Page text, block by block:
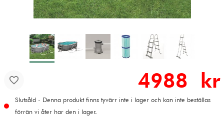
4988 kr
Slutsåld - Denna produkt finns tyvärr inte i lager och kan inte beställas
förrän vi åter har den i lager.